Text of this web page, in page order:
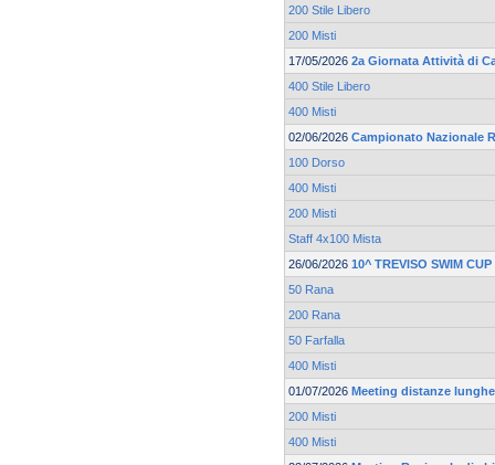
200 Stile Libero
200 Misti
17/05/2026 2a Giornata Attività di
400 Stile Libero
400 Misti
02/06/2026 Campionato Nazionale
100 Dorso
400 Misti
200 Misti
Staff 4x100 Mista
26/06/2026 10^ TREVISO SWIM CUP
50 Rana
200 Rana
50 Farfalla
400 Misti
01/07/2026 Meeting distanze
200 Misti
400 Misti